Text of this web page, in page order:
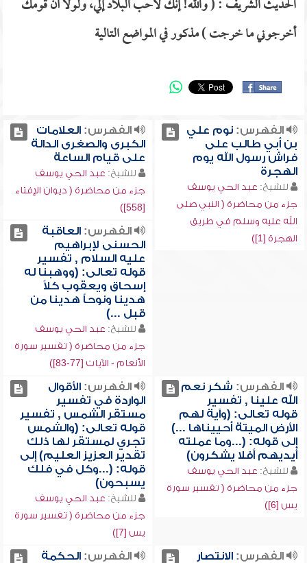
الحديث الشريف : ( والله! إنك لأحب البلاد إلي، ولولا أن قومك
أخرجوني ما خرجت ) مذكور في المواضع التالية
الفهرس:نوم علي
بن أبي طالب على
فراش رسول الله يوم
الهجرة
للشيخ: عبد الحي يوسف
جزء من محاضرة ( النبي صلى
الله عليه وسلم في طريق
الهجرة [1])
الفهرس:العلامات
الكبرى والصغرى الدالة
على قيام الساعة
للشيخ: عبد الحي يوسف
جزء من محاضرة ( ديوان الإفتاء
[558])
الفهرس:العاقبة
الحسنى لإبراهيم
عليه السلام , تفسير
قوله تعالى: (ووهبنا له
إسحاق ويعقوب كلاً
هدينا ونوحاً هدينا من
قبل ...)
للشيخ: عبد الحي يوسف
جزء من محاضرة ( تفسير سورة
الأنعام - الآيات [77-83])
الفهرس: شكر نعم
الله علينا , تفسير
قوله تعالى: (وآية لهم
الأرض الميتة أحييناها ...)
إلى قوله: (...وما عملته
أيديهم أفلا يشكرون)
للشيخ: عبد الحي يوسف
جزء من محاضرة ( تفسير سورة
يس [6])
الفهرس:الأقوال
الواردة في تفسير
مستقر الشمس , تفسير
قوله تعالى: (والشمس
تجري لمستقر لها ذلك
تقدير العزيز العليم) إلى
قوله: (...وكل في فلك
يسبحون)
للشيخ: عبد الحي يوسف
جزء من محاضرة ( تفسير سورة
يس [7])
الفهرس:الانتصار
الفهرس:الحكمة